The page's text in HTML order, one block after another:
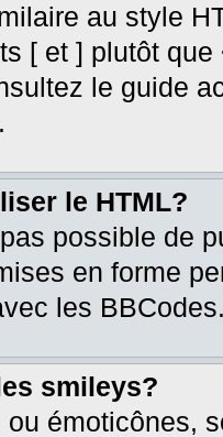
au style
[ et ] plutôt
le guide
le HTML?
possible de
en forme
les
smileys?
ou émoticônes,